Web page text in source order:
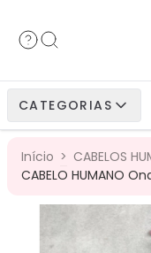
CATEGORIAS
Cabelos Bio
Cabelos
Início > CABELOS
CABELO HUMANO